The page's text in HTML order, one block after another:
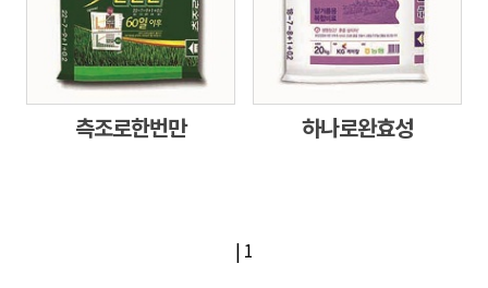
측조로한번만 하나로완효성
| 1